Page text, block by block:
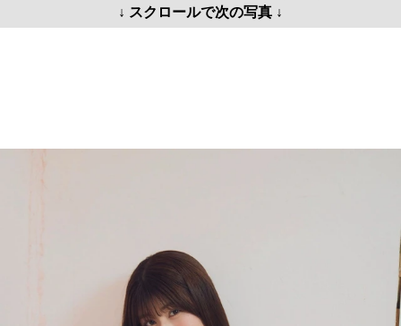
↓ スクロールで次の写真 ↓